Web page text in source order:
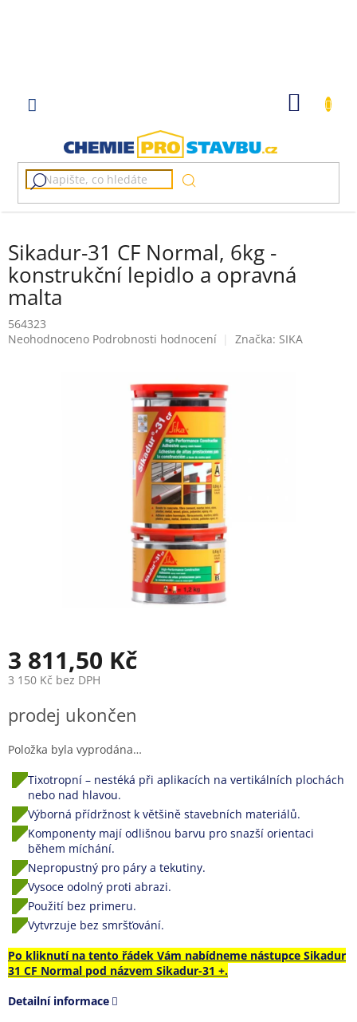
Sikadur-31 CF Normal, 6kg -
konstrukční lepidlo a opravná
malta
564323
Průměrné
Neohodnoceno Podrobnosti hodnocení Značka: SIKA
3 811,50 Kč
3 150 Kč bez DPH
cena:
prodej ukončen
Položka byla vyprodána…
Tixotropní – nestéká při aplikacích na vertikálních plochách
nebo nad hlavou.
Výborná přídržnost k většině stavebních materiálů.
Komponenty mají odlišnou barvu pro snazší orientaci
během míchání.
Nepropustný pro páry a tekutiny.
Vysoce odolný proti abrazi.
Použití bez primeru.
Vytvrzuje bez smršťování.
Po kliknutí na tento řádek Vám nabídneme nástupce Sikadur
31 CF Normal pod názvem Sikadur-31 +.
Detailní informace